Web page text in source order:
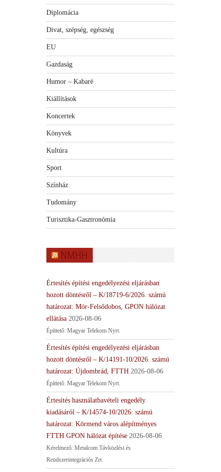
Diplomácia
Divat, szépség, egészség
EU
Gazdaság
Humor – Kabaré
Kiállítások
Koncertek
Könyvek
Kultúra
Sport
Színház
Tudomány
Turisztika-Gasztronómia
NMHH
Értesítés építési engedélyezési eljárásban
hozott döntésről – K/18719-6/2026. számú
határozat: Mór-Felsődobos, GPON hálózat
ellátása 2026-08-06
Építtető: Magyar Telekom Nyrt.
Értesítés építési engedélyezési eljárásban
hozott döntésről – K/14191-10/2026. számú
határozat: Újdombrád, FTTH 2026-08-06
Építtető: Magyar Telekom Nyrt.
Értesítés használatbavételi engedély
kiadásáról – K/14574-10/2026. számú
határozat: Körmend város alépítményes
FTTH GPON hálózat építése 2026-08-06
Kérelmező: Metalcom Távközlési és
Rendszerintegrációs Zrt.